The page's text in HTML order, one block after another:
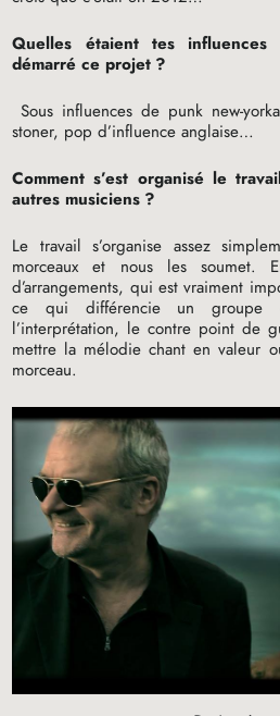
Quelles étaient tes influences
démarré ce projet ?
Sous influences de punk new-
stoner, pop d’influence anglaise…
Comment s’est organisé le
autres musiciens ?
Le travail s’organise assez
morceaux et nous les
d’arrangements, qui est vraiment
ce qui différencie un groupe
l’interprétation, le contre point de
mettre la mélodie chant en valeur
morceau.